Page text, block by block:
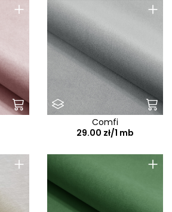
+ +
Comfi
29.00 zł/1 mb
+ +